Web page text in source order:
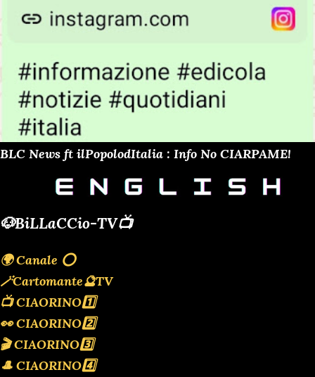
BLC News ft ilPopolodItalia : Info No CIARPAME!
🐶BiLLaCCio-TV📺
🌍 Canale ⭕️
🪄Cartomante🔮TV
📺 CIAORINO1️⃣
👀 CIAORINO2️⃣
🎬 CIAORINO3️⃣
🎩 CIAORINO4️⃣